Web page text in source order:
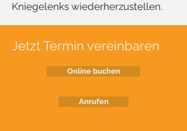
Kniegelenks wiederherzustellen.
Jetzt Termin vereinbaren
Online buchen
Anrufen